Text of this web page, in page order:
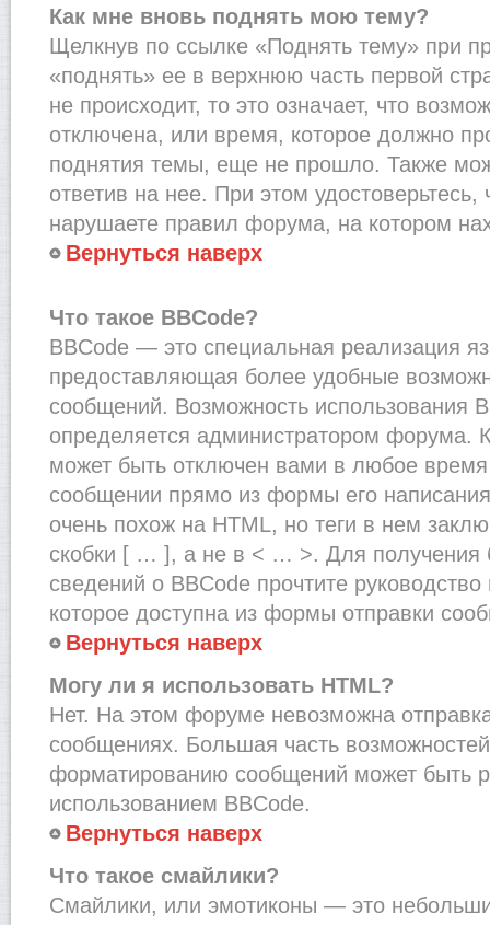
Как мне вновь поднять мою тему?
Щелкнув по ссылке «Поднять тему» при
«поднять» ее в верхнюю часть первой
не происходит, то это означает, что
отключена, или время, которое должно
поднятия темы, еще не прошло. Также
ответив на нее. При этом
нарушаете правил форума, на котором
Вернуться наверх
Что такое BBCode?
BBCode — это специальная реализация
предоставляющая более удобные
сообщений. Возможность использования
определяется администратором форума.
может быть отключен вами в любое
сообщении прямо из формы его
очень похож на HTML, но теги в нем
скобки [ … ], а не в < … >. Для получения
сведений о BBCode прочтите
которое доступна из формы отправки
Вернуться наверх
Могу ли я использовать HTML?
Нет. На этом форуме невозможна
сообщениях. Большая часть
форматированию сообщений может быть
использованием BBCode.
Вернуться наверх
Что такое смайлики?
Смайлики, или эмотиконы — это